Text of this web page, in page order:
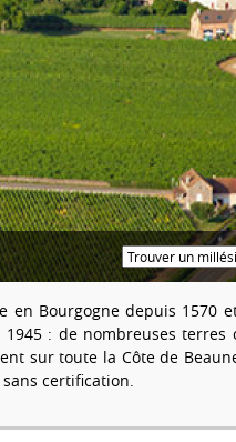
en Bourgogne depuis 1570
: de nombreuses terres
sur toute la Côte de
sans certification.